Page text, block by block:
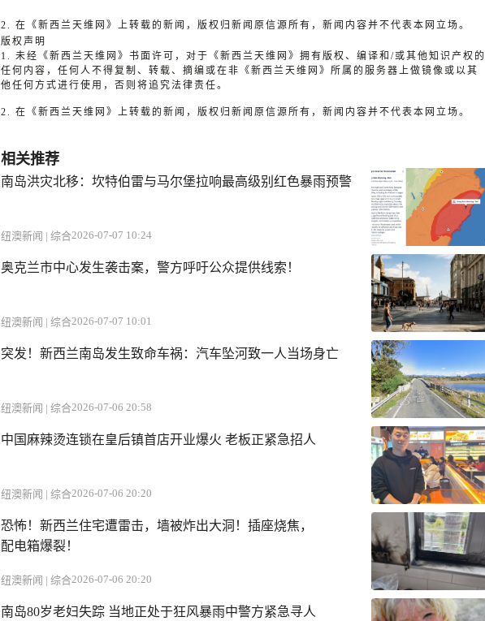
2. 在《新西兰天维网》上转载的新闻，版权归新闻原信源所有，新闻内容并不代表本网立场。
版权声明
1. 未经《新西兰天维网》书面许可，对于《新西兰天维网》拥有版权、编译和/或其他知识产权的
任何内容，任何人不得复制、转载、摘编或在非《新西兰天维网》所属的服务器上做镜像或以其
他任何方式进行使用，否则将追究法律责任。
2. 在《新西兰天维网》上转载的新闻，版权归新闻原信源所有，新闻内容并不代表本网立场。
相关推荐
南岛洪灾北移：坎特伯雷与马尔堡拉响最高级别红色暴雨预警
纽澳新闻 | 综合2026-07-07 10:24
奥克兰市中心发生袭击案，警方呼吁公众提供线索！
纽澳新闻 | 综合2026-07-07 10:01
突发！新西兰南岛发生致命车祸：汽车坠河致一人当场身亡
纽澳新闻 | 综合2026-07-06 20:58
中国麻辣烫连锁在皇后镇首店开业爆火 老板正紧急招人
纽澳新闻 | 综合2026-07-06 20:20
恐怖！新西兰住宅遭雷击，墙被炸出大洞！插座烧焦，
配电箱爆裂！
纽澳新闻 | 综合2026-07-06 20:20
南岛80岁老妇失踪 当地正处于狂风暴雨中警方紧急寻人